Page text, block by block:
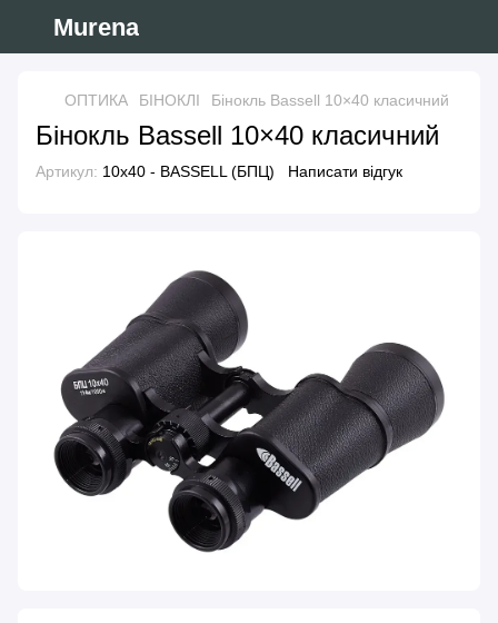
Murena
ОПТИКА БІНОКЛІ Бінокль Bassell 10×40 класичний
Бінокль Bassell 10×40 класичний
Артикул: 10x40 - BASSELL (БПЦ) Написати відгук